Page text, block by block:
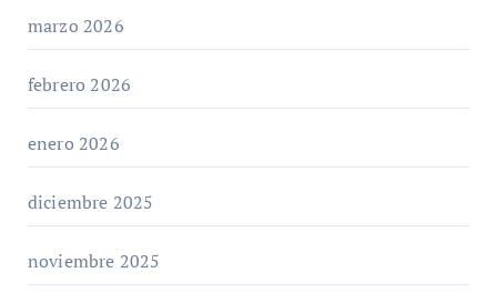
marzo 2026
febrero 2026
enero 2026
diciembre 2025
noviembre 2025